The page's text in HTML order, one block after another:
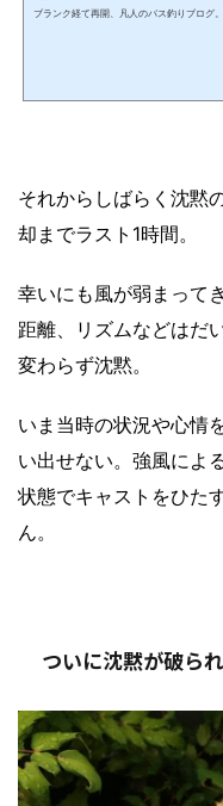
ブランク経て再開、凡人のバス釣りブログ。
それからしばらく沈黙
却までラスト1時間。
幸いにも風が弱まって
距離、リズムなどはだ
変わらず沈黙。
いま当時の状況や心情
い出せない。強風によ
状態でキャストをひた
ん。
ついに沈黙が破ら